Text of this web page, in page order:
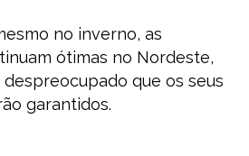
no inverno, as
ótimas no Nordeste,
que os seus
garantidos.